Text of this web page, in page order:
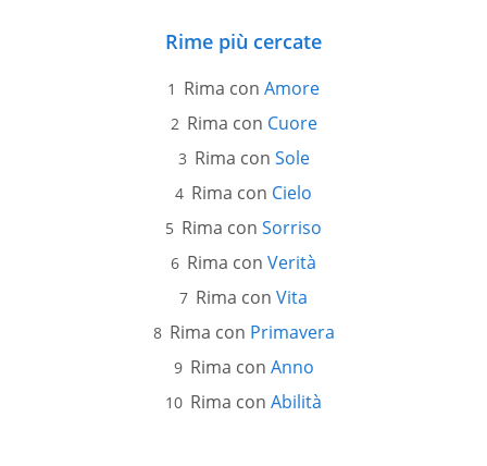
Rime più cercate
Rima con Amore
Rima con Cuore
Rima con Sole
Rima con Cielo
Rima con Sorriso
Rima con Verità
Rima con Vita
Rima con Primavera
Rima con Anno
Rima con Abilità